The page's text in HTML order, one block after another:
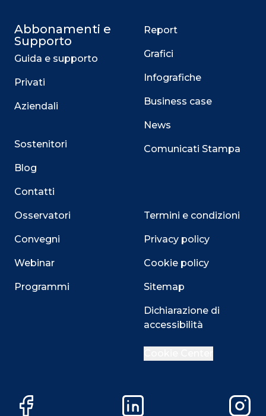
Abbonamenti e
Supporto
Guida e supporto
Privati
Aziendali
Sostenitori
Blog
Contatti
Osservatori
Convegni
Webinar
Programmi
Report
Grafici
Infografiche
Business case
News
Comunicati Stampa
Termini e condizioni
Privacy policy
Cookie policy
Sitemap
Dichiarazione di
accessibilità
Facebook LinkedIn
Su questo sito web utilizziamo cookie tecnici necessari